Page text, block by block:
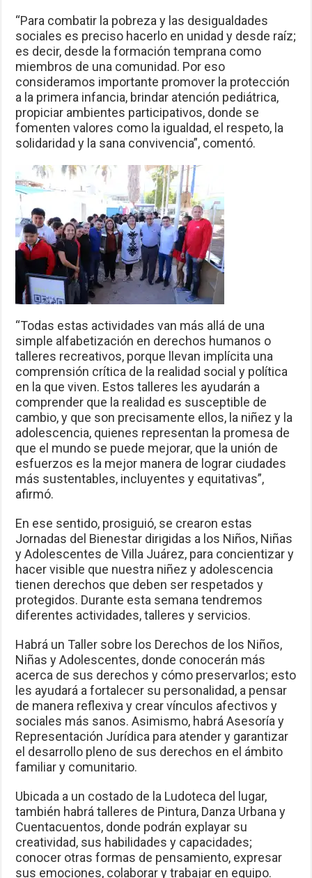
“Para combatir la pobreza y las desigualdades
sociales es preciso hacerlo en unidad y desde raíz;
es decir, desde la formación temprana como
miembros de una comunidad. Por eso
consideramos importante promover la protección
a la primera infancia, brindar atención pediátrica,
propiciar ambientes participativos, donde se
fomenten valores como la igualdad, el respeto, la
solidaridad y la sana convivencia”, comentó.
“Todas estas actividades van más allá de una
simple alfabetización en derechos humanos o
talleres recreativos, porque llevan implícita una
comprensión crítica de la realidad social y política
en la que viven. Estos talleres les ayudarán a
comprender que la realidad es susceptible de
cambio, y que son precisamente ellos, la niñez y la
adolescencia, quienes representan la promesa de
que el mundo se puede mejorar, que la unión de
esfuerzos es la mejor manera de lograr ciudades
más sustentables, incluyentes y equitativas”,
afirmó.
En ese sentido, prosiguió, se crearon estas
Jornadas del Bienestar dirigidas a los Niños, Niñas
y Adolescentes de Villa Juárez, para concientizar y
hacer visible que nuestra niñez y adolescencia
tienen derechos que deben ser respetados y
protegidos. Durante esta semana tendremos
diferentes actividades, talleres y servicios.
Habrá un Taller sobre los Derechos de los Niños,
Niñas y Adolescentes, donde conocerán más
acerca de sus derechos y cómo preservarlos; esto
les ayudará a fortalecer su personalidad, a pensar
de manera reflexiva y crear vínculos afectivos y
sociales más sanos. Asimismo, habrá Asesoría y
Representación Jurídica para atender y garantizar
el desarrollo pleno de sus derechos en el ámbito
familiar y comunitario.
Ubicada a un costado de la Ludoteca del lugar,
también habrá talleres de Pintura, Danza Urbana y
Cuentacuentos, donde podrán explayar su
creatividad, sus habilidades y capacidades;
conocer otras formas de pensamiento, expresar
sus emociones, colaborar y trabajar en equipo.